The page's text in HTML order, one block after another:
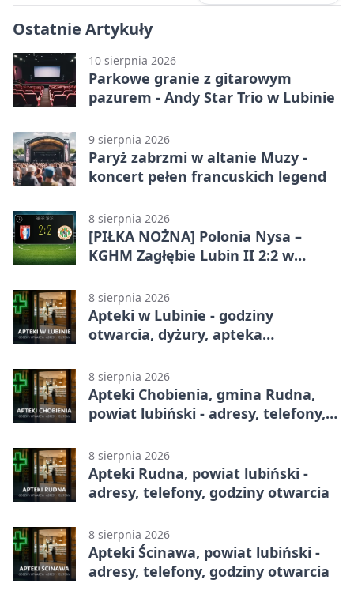
Ostatnie Artykuły
10 sierpnia 2026
Parkowe granie z gitarowym
pazurem - Andy Star Trio w Lubinie
9 sierpnia 2026
Paryż zabrzmi w altanie Muzy -
koncert pełen francuskich legend
8 sierpnia 2026
[PIŁKA NOŻNA] Polonia Nysa –
KGHM Zagłębie Lubin II 2:2 w
8 sierpnia 2026
Apteki w Lubinie - godziny
otwarcia, dyżury, apteka
8 sierpnia 2026
Apteki Chobienia, gmina Rudna,
powiat lubiński - adresy, telefony,
8 sierpnia 2026
Apteki Rudna, powiat lubiński -
adresy, telefony, godziny otwarcia
8 sierpnia 2026
Apteki Ścinawa, powiat lubiński -
adresy, telefony, godziny otwarcia